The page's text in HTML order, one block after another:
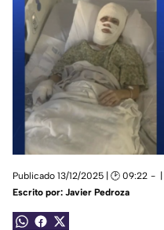
Publicado 13/12/2025 | 🕑 09:22
Escrito por: Javier Pedroza